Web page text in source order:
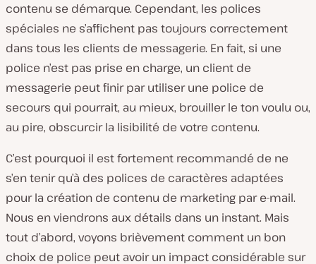
contenu se démarque. Cependant, les polices
spéciales ne s’affichent pas toujours correctement
dans tous les clients de messagerie. En fait, si une
police n’est pas prise en charge, un client de
messagerie peut finir par utiliser une police de
secours qui pourrait, au mieux, brouiller le ton voulu ou,
au pire, obscurcir la lisibilité de votre contenu.
C’est pourquoi il est fortement recommandé de ne
s’en tenir qu’à des polices de caractères adaptées
pour la création de contenu de marketing par e-mail.
Nous en viendrons aux détails dans un instant. Mais
tout d’abord, voyons brièvement comment un bon
choix de police peut avoir un impact considérable sur